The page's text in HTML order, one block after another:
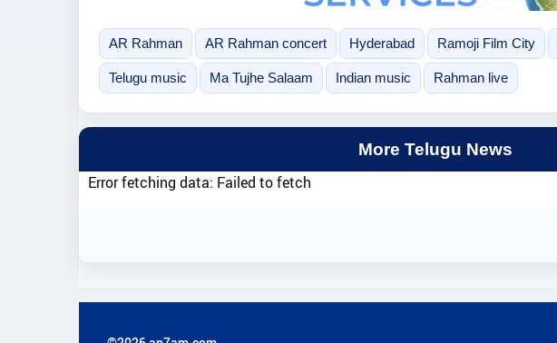
AR Rahman AR Rahman concert Hyderabad Ramoji Film City
Telugu music Ma Tujhe Salaam Indian music Rahman live
More Telugu News
Error fetching data: Failed to fetch